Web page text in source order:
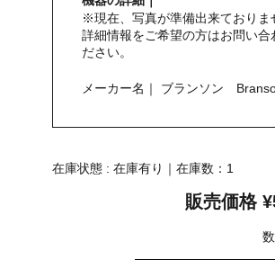
※現在、写真が準備出来ておりま
詳細情報をご希望の方はお問い合
ださい。
メーカー名｜ ブランソン
在庫状態 : 在庫有り｜在庫数：1
販売価格